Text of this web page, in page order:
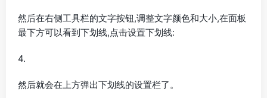
然后在右侧工具栏的文字按钮,调整文字颜色和大小,在面板
最下方可以看到下划线,点击设置下划线:
4.
然后就会在上方弹出下划线的设置栏了。